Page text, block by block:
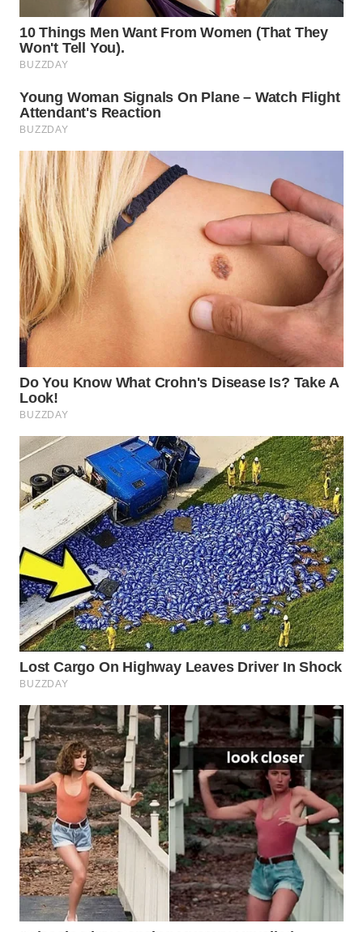
WN
WN
WN
SUBANG
WN
SUKABUMI
WN
PURWAKARTA
WN
PRIANGAN
TIMUR
WN
SEMARANG
WN
SOLO
WN
BOROBUDUR
WN
MADURA
WN
WN
NATUNA
WN
BINTAN
WN
MANDALIKA
WN